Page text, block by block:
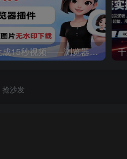
豆包生成15秒视频——浏览器插件：豆包/Dola 视频图片无水印下载 + 解锁15秒视频生成
抢沙发